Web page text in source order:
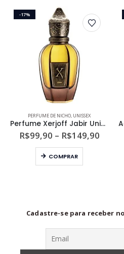
-17%
Este produto tem várias variantes. As opções podem ser escolhidas na página do produto
PERFUME DE NICHO, UNISSEX
Perfume Xerjoff Jabir Unissex Parfum
R$99,90 – R$149,90Faixa
COMPRAR
Este produto tem várias variantes. As opções podem ser escolhidas na página do produto
Cadastre-se para receber